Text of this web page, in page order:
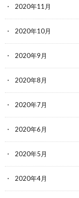
2020年11月
2020年10月
2020年9月
2020年8月
2020年7月
2020年6月
2020年5月
2020年4月